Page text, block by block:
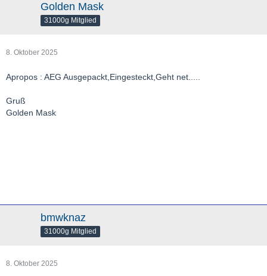
Golden Mask
31000g Mitglied
8. Oktober 2025
Apropos : AEG Ausgepackt,Eingesteckt,Geht net.....
Gruß
Golden Mask
bmwknaz
31000g Mitglied
8. Oktober 2025